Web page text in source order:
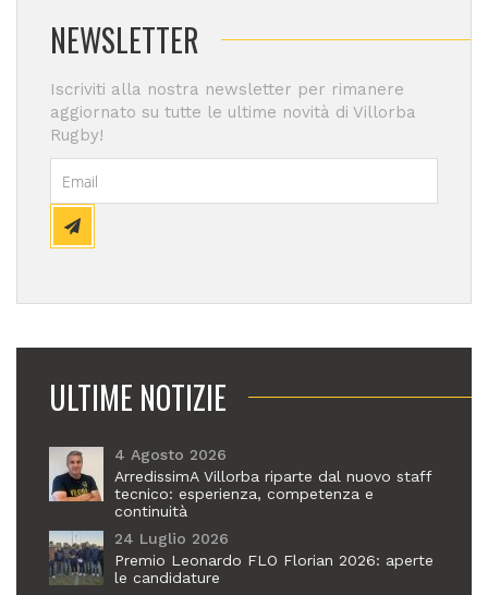
NEWSLETTER
Iscriviti alla nostra newsletter per rimanere
aggiornato su tutte le ultime novità di Villorba
Rugby!
ULTIME NOTIZIE
4 Agosto 2026
ArredissimA Villorba riparte dal nuovo staff
tecnico: esperienza, competenza e
continuità
24 Luglio 2026
Premio Leonardo FLO Florian 2026: aperte
le candidature